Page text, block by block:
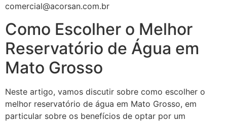
comercial@acorsan.com.br
Como Escolher o Melhor
Reservatório de Água em
Mato Grosso
Neste artigo, vamos discutir sobre como escolher o
melhor reservatório de água em Mato Grosso, em
particular sobre os benefícios de optar por um